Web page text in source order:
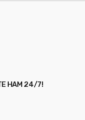
НАМ 24/7!